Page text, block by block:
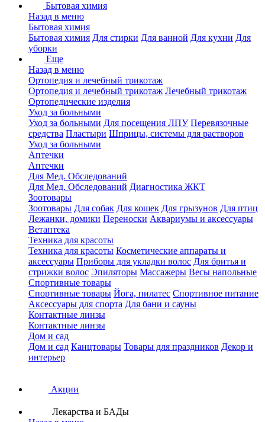
Бытовая химия
Назад в меню
Бытовая химия
Бытовая химия Для стирки Для ванной Для кухни Для
уборки
Еще
Назад в меню
Ортопедия и лечебный трикотаж
Ортопедия и лечебный трикотаж Лечебный трикотаж
Ортопедические изделия
Уход за больными
Уход за больными Для посещения ЛПУ Перевязочные
средства Пластыри Шприцы, системы для растворов
Уход за больными
Аптечки
Аптечки
Для Мед. Обследований
Для Мед. Обследований Диагностика ЖКТ
Зоотовары
Зоотовары Для собак Для кошек Для грызунов Для птиц
Лежанки, домики Переноски Аквариумы и аксессуары
Ветаптека
Техника для красоты
Техника для красоты Косметические аппараты и
аксессуары Приборы для укладки волос Для бритья и
стрижки волос Эпиляторы Массажеры Весы напольные
Спортивные товары
Спортивные товары Йога, пилатес Спортивное питание
Аксессуары для спорта Для бани и сауны
Контактные линзы
Контактные линзы
Дом и сад
Дом и сад Канцтовары Товары для праздников Декор и
интерьер
Акции
Лекарства и БАДы